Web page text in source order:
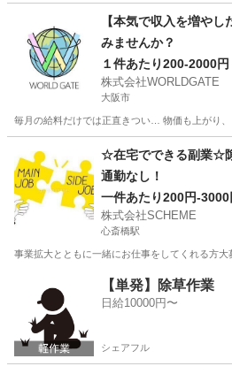
【本気で収入を増や
みませんか？
１件あたり200-2000円
株式会社WORLDGATE
大阪市
毎月の給料だけでは正直きつい… 物価も上がり
アパレル ネット
☆在宅でできる副業☆
通勤なし！
一件あたり200円
株式会社SCHEME
心斎橋駅
事業拡大とともに一緒にお仕事をしてくれる方
心斎橋駅 その他
【単発】除草作業
日給10000円〜
シェアフル